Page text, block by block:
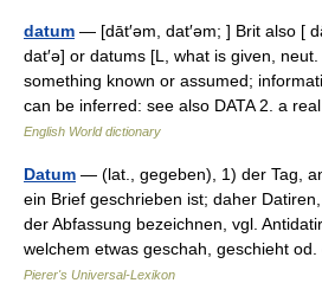
datum — [dāt′əm, dat′əm; ] Brit also [
dat′ə] or datums [L, what is given, neut.
something known or assumed;
can be inferred: see also DATA 2. a
English World dictionary
Datum — (lat., gegeben), 1) der Tag,
ein Brief geschrieben ist; daher
der Abfassung bezeichnen, vgl.
welchem etwas geschah, geschieht
Pierer's Universal-Lexikon